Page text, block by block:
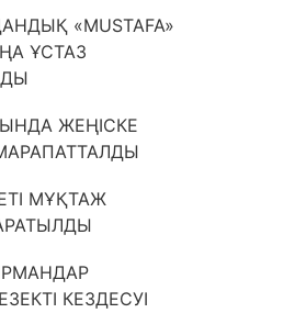
«MUSTAFA»
ҰСТАЗ
ЖЕҢІСКЕ
МҰҚТАЖ
КЕЗДЕСУІ